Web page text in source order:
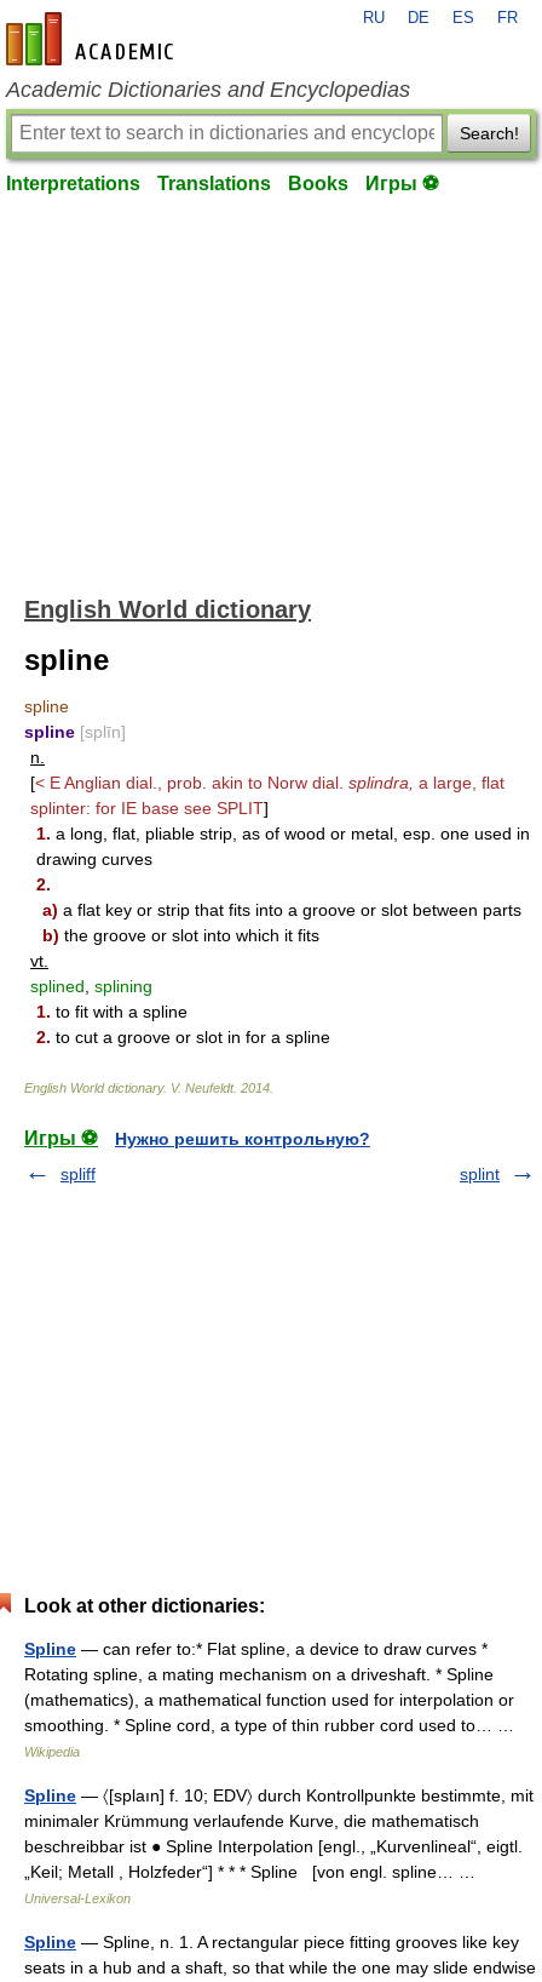
en-academic.com
RU DE ES FR
Academic Dictionaries and Encyclopedias
Search!
Interpretations Translations Books Игры ⚽
English World dictionary
spline
spline
spline [splīn]
n.
[< E Anglian dial., prob. akin to Norw dial. splindra, a large, flat
splinter: for IE base see SPLIT]
1. a long, flat, pliable strip, as of wood or metal, esp. one used in
drawing curves
2.
a) a flat key or strip that fits into a groove or slot between parts
b) the groove or slot into which it fits
vt.
splined splining
1. to fit with a spline
2. to cut a groove or slot in for a spline
English World dictionary. V. Neufeldt. 2014
Игры ⚽
Нужно решить контрольную?
spliff
splint
Look at other dictionaries:
Spline — can refer to:* Flat spline, a device to draw curves *
Rotating spline, a mating mechanism on a driveshaft. * Spline
(mathematics), a mathematical function used for interpolation or
smoothing. * Spline cord, a type of thin rubber cord used to… …
Wikipedia
Spline — 〈[splaın] f. 10; EDV〉 durch Kontrollpunkte bestimmte, mit
minimaler Krümmung verlaufende Kurve, die mathematisch
beschreibbar ist ● Spline Interpolation [engl., „Kurvenlineal“, eigtl.
„Keil; Metall , Holzfeder“] * * * Spline [von engl. spline… …
Universal-Lexikon
Spline — Spline, n. 1. A rectangular piece fitting grooves like key
seats in a hub and a shaft, so that while the one may slide endwise